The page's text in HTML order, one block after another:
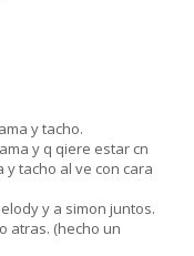
y tacho.
y q qiere estar cn
y tacho al ve con cara
y a simon juntos.
atras. (hecho un